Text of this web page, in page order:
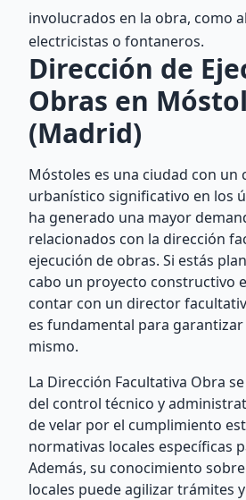
involucrados en la obra, como
electricistas o fontaneros.
Dirección de
Obras en
(Madrid)
Móstoles es una ciudad con un
urbanístico significativo en los
ha generado una mayor
relacionados con la dirección
ejecución de obras. Si estás
cabo un proyecto constructivo
contar con un director
es fundamental para garantizar
mismo.
La Dirección Facultativa Obra
del control técnico y
de velar por el cumplimiento
normativas locales específicas
Además, su conocimiento
locales puede agilizar trámites